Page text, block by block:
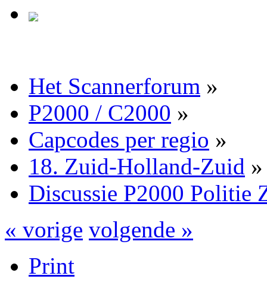
Het Scannerforum »
P2000 / C2000 »
Capcodes per regio »
18. Zuid-Holland-Zuid »
Discussie P2000
« vorige volgende »
Print